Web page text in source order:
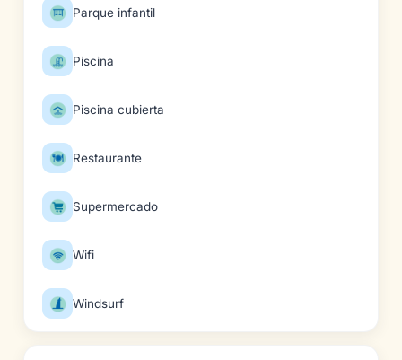
Parque infantil
Piscina
Piscina cubierta
Restaurante
Supermercado
Wifi
Windsurf